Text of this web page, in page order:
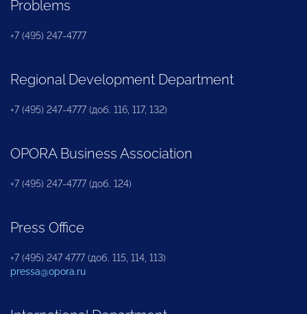
Problems
+7 (495) 247-4777
Regional Development Department
+7 (495) 247-4777 (доб. 116, 117, 132)
OPORA Business Association
+7 (495) 247-4777 (доб. 124)
Press Office
+7 (495) 247 4777 (доб. 115, 114, 113)
pressa@opora.ru